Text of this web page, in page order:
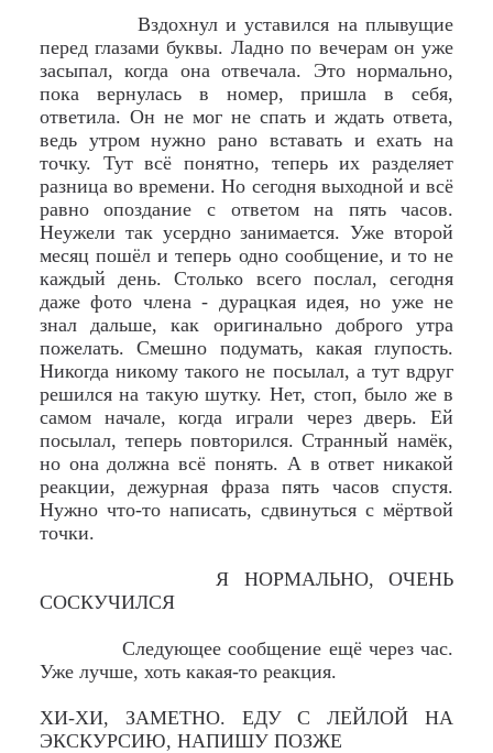
Вздохнул и уставился на плывущие
перед глазами буквы. Ладно по вечерам он уже
засыпал, когда она отвечала. Это нормально,
пока вернулась в номер, пришла в себя,
ответила. Он не мог не спать и ждать ответа,
ведь утром нужно рано вставать и ехать на
точку. Тут всё понятно, теперь их разделяет
разница во времени. Но сегодня выходной и всё
равно опоздание с ответом на пять часов.
Неужели так усердно занимается. Уже второй
месяц пошёл и теперь одно сообщение, и то не
каждый день. Столько всего послал, сегодня
даже фото члена - дурацкая идея, но уже не
знал дальше, как оригинально доброго утра
пожелать. Смешно подумать, какая глупость.
Никогда никому такого не посылал, а тут вдруг
решился на такую шутку. Нет, стоп, было же в
самом начале, когда играли через дверь. Ей
посылал, теперь повторился. Странный намёк,
но она должна всё понять. А в ответ никакой
реакции, дежурная фраза пять часов спустя.
Нужно что-то написать, сдвинуться с мёртвой
точки.
Я НОРМАЛЬНО, ОЧЕНЬ
СОСКУЧИЛСЯ
Следующее сообщение ещё через час.
Уже лучше, хоть какая-то реакция.
ХИ-ХИ, ЗАМЕТНО. ЕДУ С ЛЕЙЛОЙ НА
ЭКСКУРСИЮ, НАПИШУ ПОЗЖЕ